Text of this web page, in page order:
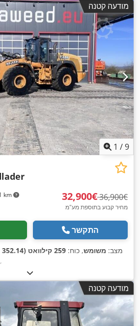
מודעה קטנה
1 /9
km ‏32,900 ‏€ ‏36,900 ‏€
מחיר קבוע בתוספת מע"מ
התקשר
מצב: משומש, כוח: 259 קילוואט (352.14 כ"ס)
,
מודעה קטנה